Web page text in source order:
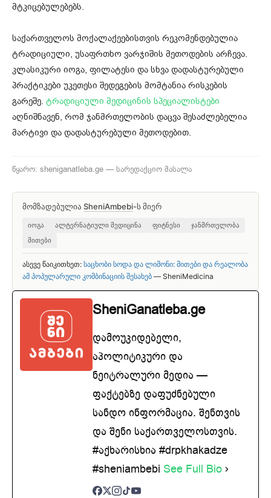
მტკიცებულებებს.
საქართველოს მოქალაქეებისთვის რეკომენდებულია
ტრადიციული, უსაფრთხო ვარჯიშის მეთოდების არჩევა.
კლასიკური იოგა, ფილატესი და სხვა დადასტურებული
პრაქტიკები უკეთესი შედეგების მომტანია რისკების
გარეშე. ტრადიციული მედიცინის სპეციალისტები
აღნიშნავენ, რომ ჯანმრთელობის დაცვა შესაძლებელია
მარტივი და დადასტურებული მეთოდებით.
წყარო: sheniganatleba.ge — სარედაქციო მასალა
მომზადებულია SheniAmbebi-ს მიერ
იოგა ალტერნატიული მედიცინა ფიტნესი
ჯანმრთელობა
მითები
ასევე წაიკითხეთ: საცხობი სოდა და ლიმონი: მითები და რეალობა
ამ პოპულარული კომბინაციის შესახებ — SheniMedicina
SheniGanatleba.ge
დამოუკიდებელი,
აპოლიტიკური და
ნეიტრალური მედია —
ფაქტებზე დაფუძნებული
სანდო ინფორმაცია. შენთვის
და შენი საქართველოსთვის.
#აქხარისხია #drpkhakadze
#sheniambebi See Full Bio